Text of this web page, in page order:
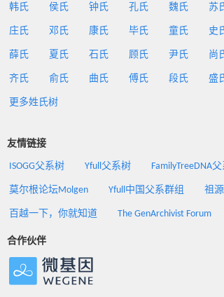
韩氏 侯氏 钟氏 孔氏 魏氏 苏
庄氏 邓氏 康氏 毕氏 童氏 史
薛氏 夏氏 石氏 顾氏 尹氏 尚
齐氏 俞氏 曲氏 傅氏 段氏 盛
更多姓氏树
友情链接
ISOGG父系树 Yfull父系树 FamilyTreeDNA
莫尔根论坛Molgen Yfull中国父系群组 祖
百越一下，你就知道 The GenArchivist Forum
合作伙伴